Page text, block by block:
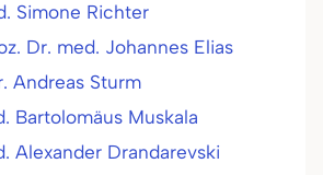
Simone Richter
Dr. med. Johannes Elias
Andreas Sturm
Bartolomäus Muskala
Alexander Drandarevski